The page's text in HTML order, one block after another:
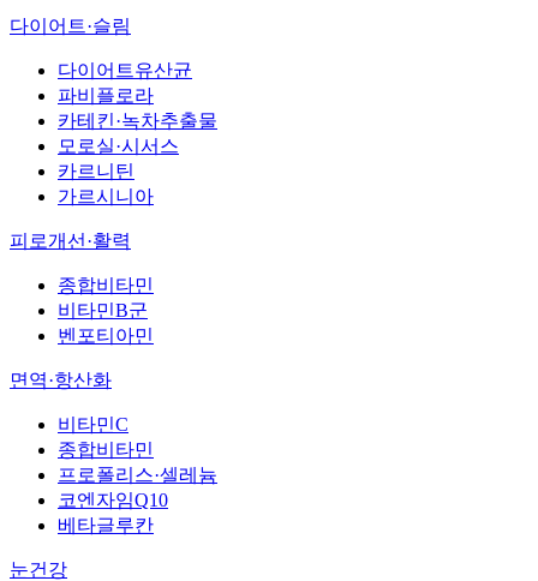
다이어트·슬림
다이어트유산균
파비플로라
카테킨·녹차추출물
모로실·시서스
카르니틴
가르시니아
피로개선·활력
종합비타민
비타민B군
벤포티아민
면역·항산화
비타민C
종합비타민
프로폴리스·셀레늄
코엔자임Q10
베타글루칸
눈건강